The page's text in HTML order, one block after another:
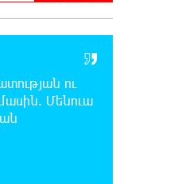
Նարեկ
այսօր
ու
Մենուա